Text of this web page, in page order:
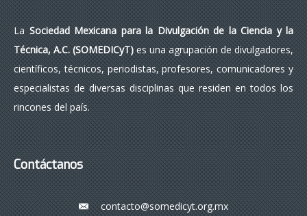
LaSociedad Mexicana para la Divulgación de la Ciencia y la
Técnica, A.C. (SOMEDICyT)es una agrupación de divulgadores,
científicos, técnicos, periodistas, profesores, comunicadores y
especialistas de diversas disciplinas que residen en todos los
rincones del país.
Contáctanos
___contacto@somedicyt.org.mx